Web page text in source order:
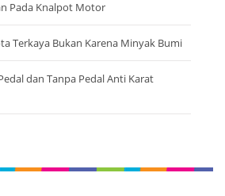
Pada Knalpot Motor
Terkaya Bukan Karena Minyak Bumi
dan Tanpa Pedal Anti Karat